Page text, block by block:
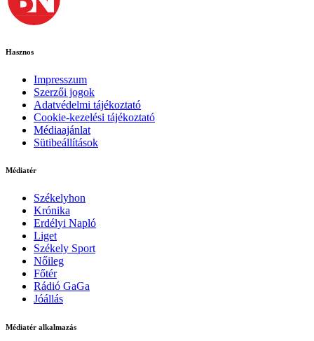
Hasznos
Impresszum
Szerzői jogok
Adatvédelmi tájékoztató
Cookie-kezelési tájékoztató
Médiaajánlat
Sütibeállítások
Médiatér
Székelyhon
Krónika
Erdélyi Napló
Liget
Székely Sport
Nőileg
Főtér
Rádió GaGa
Jóállás
Médiatér alkalmazás